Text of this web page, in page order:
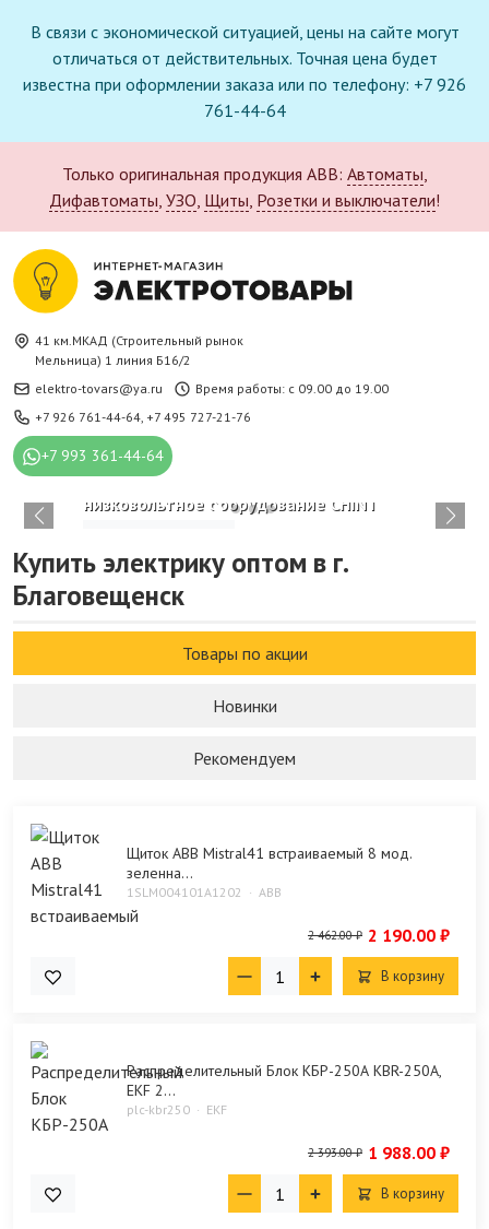
В связи с экономической ситуацией, цены на сайте могут
отличаться от действительных. Точная цена будет
известна при оформлении заказа или по телефону: +7 926
761-44-64
Только оригинальная продукция ABB: Автоматы,
Дифавтоматы, УЗО, Щиты, Розетки и выключатели!
41 км.МКАД (Строительный рынок
Мельница) 1 линия Б16/2
elektro-tovars@ya.ru
Время работы: с 09.00 до 19.00
+7 926 761-44-64, +7 495 727-21-76
+7 993 361-44-64
Новое поступление в каталоге:
низковольтное оборудование CHINT
Купить электрику оптом в г.
Благовещенск
Товары по акции
Новинки
Рекомендуем
Щиток ABB Mistral41 встраиваемый 8 мод.
зеленна...
1SLM004101A1202 ABB
2 462.00 ₽ 2 190.00 ₽
В корзину
Распределительный Блок КБР-250А KBR-250A,
EKF 2...
plc-kbr250 EKF
2 393.00 ₽ 1 988.00 ₽
В корзину